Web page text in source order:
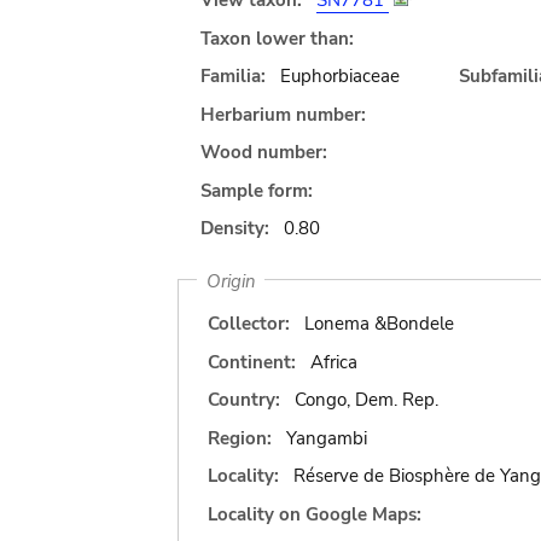
Taxon lower than:
Familia:
Euphorbiaceae
Herbarium number:
Wood number:
Sample form:
Density:
0.80
Origin
Collector:
Lonema &Bondele
Continent:
Africa
Country:
Congo, Dem. Rep.
Region:
Yangambi
Locality:
Réserve de Biosphère de
Locality on Google Maps: